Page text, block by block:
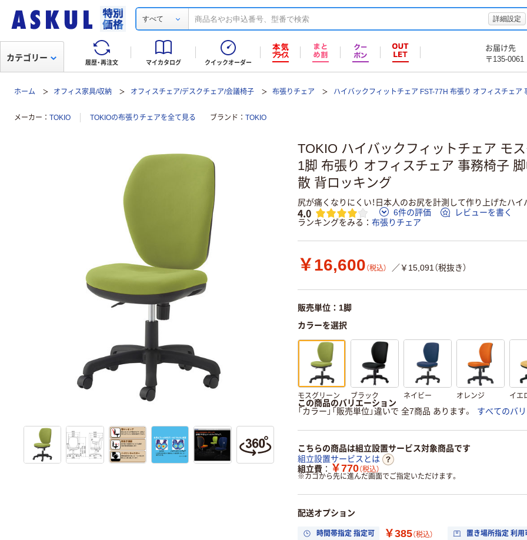
すべて 詳細設定
履歴・再注文 マイカタログ クイックオーダー
お届け先
〒135-0061
カテゴリー
ホーム オフィス家具/収納 オフィスチェア/デスクチェア/会議椅子 布張りチェア ハイバックフィットチェア FST-77H 布張り オフィスチェア
メーカー TOKIO TOKIOの布張りチェアを全て見る ブランド TOKIO
TOKIO ハイバックフィットチェア モ
1脚 布張り オフィスチェア 事務椅子
散 背ロッキング
尻が痛くなりにくい！日本人のお尻を計測して作り上げたハイ
4.0 6件の評価
レビューを書く
ランキングをみる
布張りチェア
￥16,600 （税込） ／￥15,091（税抜き）
販売単位：1脚
カラーを選択
モスグリーン ブラック ネイビー オレンジ イエ
この商品のバリエーション
「カラー」「販売単位」違いで 全7商品 あります。
すべてのバ
こちらの商品は組立設置サービス対象商品です
組立設置サービスとは
組立費
￥770（税込）
※カゴから先に進んだ画面でご指定いただけます。
配送オプション
時間帯指定 指定可 ￥385（税込） 置き場所指定 利用